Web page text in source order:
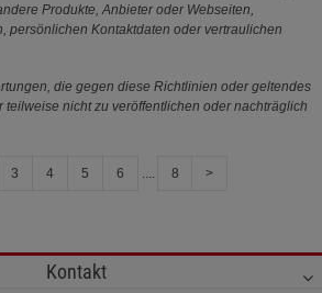
Produkte, Anbieter oder Webseiten,
persönlichen Kontaktdaten oder vertraulichen
die gegen diese Richtlinien oder geltendes
teilweise nicht zu veröffentlichen oder nachträglich
3 4 5 6 .... 8 >
Kontakt